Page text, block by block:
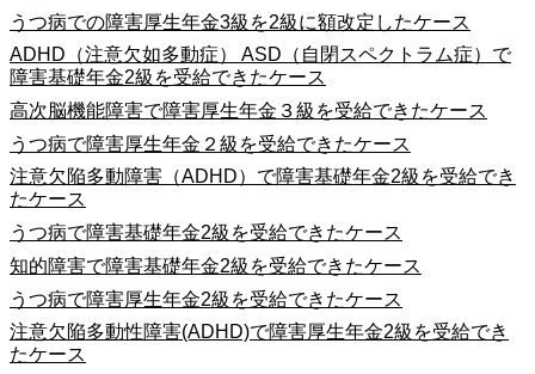
うつ病での障害厚生年金3級を2級に額改定したケース
ADHD（注意欠如多動症） ASD（自閉スペクトラム症）で
障害基礎年金2級を受給できたケース
高次脳機能障害で障害厚生年金３級を受給できたケース
うつ病で障害厚生年金２級を受給できたケース
注意欠陥多動障害（ADHD）で障害基礎年金2級を受給でき
たケース
うつ病で障害基礎年金2級を受給できたケース
知的障害で障害基礎年金2級を受給できたケース
うつ病で障害厚生年金2級を受給できたケース
注意欠陥多動性障害(ADHD)で障害厚生年金2級を受給でき
たケース